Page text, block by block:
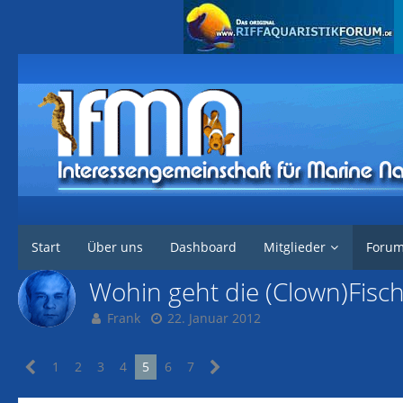
Start Über uns Dashboard Mitglieder
Wohin geht die
Frank 22. Januar 2012
1 2 3 4 5 6 7